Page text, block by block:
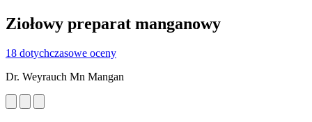
Ziołowy preparat manganowy
18 dotychczasowe oceny
Dr. Weyrauch Mn Mangan